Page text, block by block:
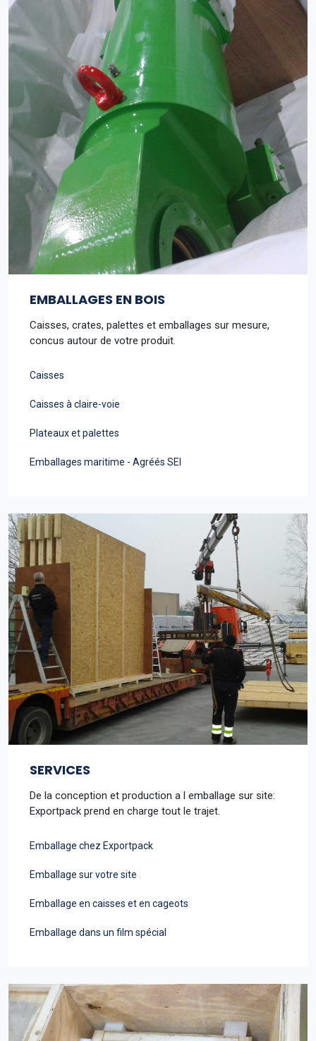
EMBALLAGES EN BOIS
Caisses, crates, palettes et emballages sur mesure,
concus autour de votre produit.
Caisses
Caisses à claire-voie
Plateaux et palettes
Emballages maritime - Agréés SEI
SERVICES
De la conception et production a l emballage sur site:
Exportpack prend en charge tout le trajet.
Emballage chez Exportpack
Emballage sur votre site
Emballage en caisses et en cageots
Emballage dans un film spécial